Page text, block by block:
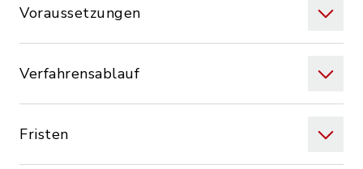
Voraussetzungen
Verfahrensablauf
Fristen